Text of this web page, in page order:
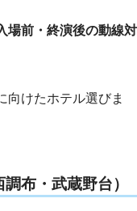
場前・終演後の動線対
向けたホテル選びま
布・武蔵野台）